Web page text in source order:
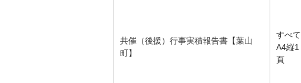
共催（後援）行事実積報告書【葉山
町】
すべて
A4縦1
頁